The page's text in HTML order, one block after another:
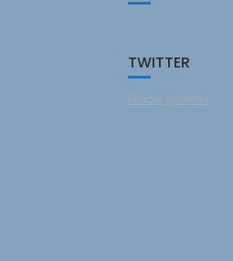
TWITTER
Follow @twitter